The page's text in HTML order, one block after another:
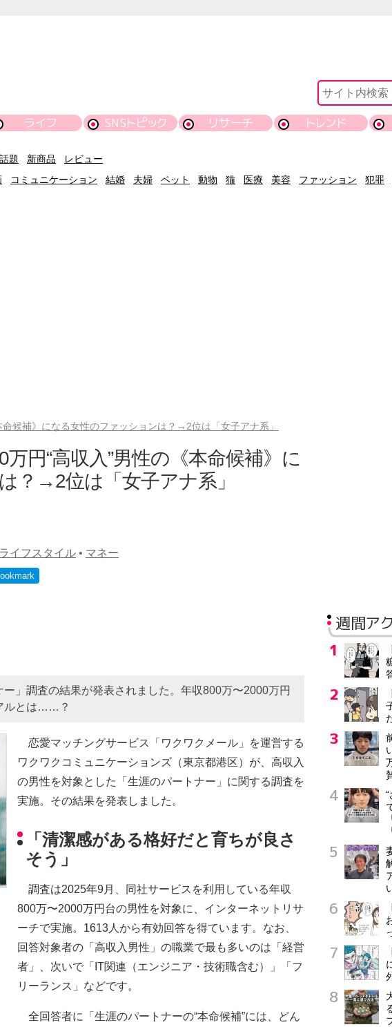
ライフ SNSトピック リサーチ トレンド
話題 新商品
レビュー
コミュニケーション 結婚 夫婦 ペット 動物 猫 医療 美容 ファッション 犯罪
候補》になる女性のファッションは？→2位は「女子アナ系」
万円“高収入”男性の《本命候補》に
？→2位は「女子アナ系」
ライフスタイル • マネー
」調査の結果が発表されました。年収800万〜2000万円
ルとは……？
恋愛マッチングサービス「ワクワクメール」を運営する
ワクワクコミュニケーションズ（東京都港区）が、高収入
の男性を対象とした「生涯のパートナー」に関する調査を
実施。その結果を発表しました。
「清潔感がある格好だと育ちが良さ
そう」
調査は2025年9月、同社サービスを利用している年収
800万〜2000万円台の男性を対象に、インターネットリサ
ーチで実施。1613人から有効回答を得ています。なお、
回答対象者の「高収入男性」の職業で最も多いのは「経営
者」、次いで「IT関連（エンジニア・技術職含む）」「フ
リーランス」などです。
全回答者に「生涯のパートナーの“本命候補”には、どん
週間ア